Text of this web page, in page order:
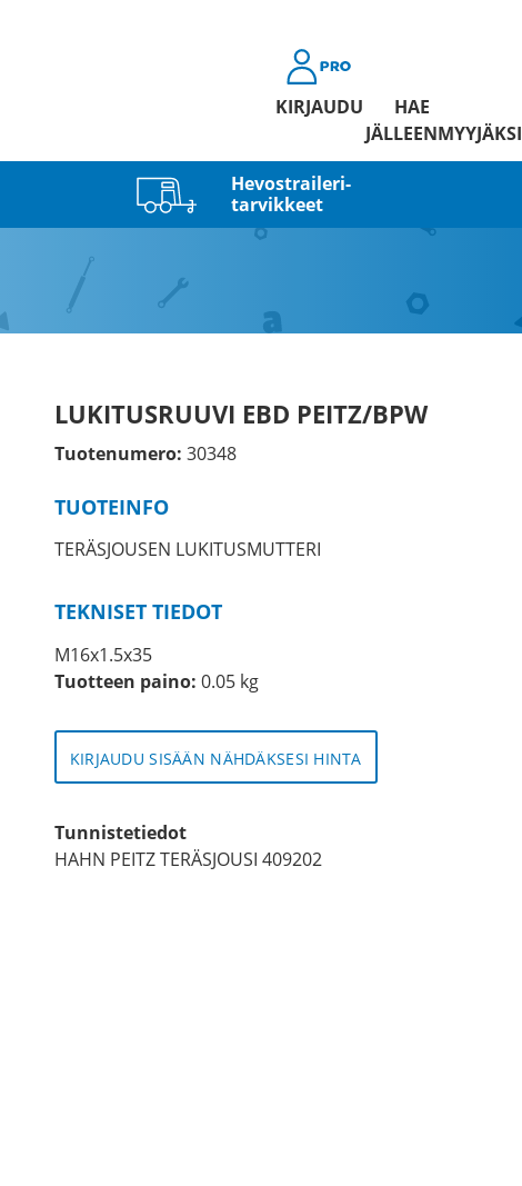
KIRJAUDU
HAE
JÄLLEENMYYJÄKSI
Hevostraileri­
tarvikkeet
LUKITUSRUUVI EBD PEITZ/BPW
Tuotenumero: 30348
TUOTEINFO
TERÄSJOUSEN LUKITUSMUTTERI
TEKNISET TIEDOT
M16x1.5x35
Tuotteen paino: 0.05 kg
KIRJAUDU SISÄÄN NÄHDÄKSESI HINTA
Tunnistetiedot
HAHN PEITZ TERÄSJOUSI 409202